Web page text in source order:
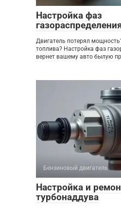
Настройка фаз
Двигатель потерял
топлива? Настройка фаз
вернет вашему авто былую
Бензиновый двигатель
Настройка и
турбонаддува